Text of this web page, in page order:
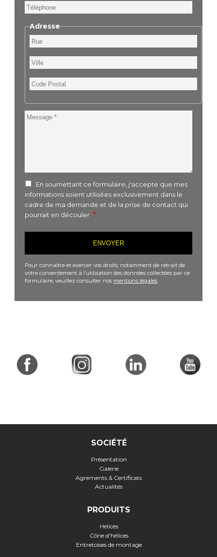
Téléphone
Adresse
Rue
Ville
Code
Postal
Message
En soumettant ce formulaire, j'accepte que mes
informations soient utilisées exclusivement dans le
cadre de ma demande et de la prise de contact qui
pourrait en découler
Pour connaitre et exercer vos droits, notamment de retrait de
votre consentement à l’utilisation des données collectées par ce
formulaire, veuillez consulter nos mentions légales
SOCIÉTÉ
Présentation
Galerie
Agrements & Certificats
Actualités
PRODUITS
Hélices
Cône d'hélices
Entretoises de montage